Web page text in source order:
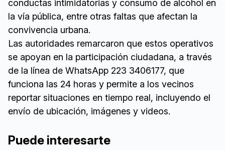
conductas intimidatorias y consumo de alcohol en
la vía pública, entre otras faltas que afectan la
convivencia urbana.
Las autoridades remarcaron que estos operativos
se apoyan en la participación ciudadana, a través
de la línea de WhatsApp 223 3406177, que
funciona las 24 horas y permite a los vecinos
reportar situaciones en tiempo real, incluyendo el
envío de ubicación, imágenes y videos.
Puede interesarte